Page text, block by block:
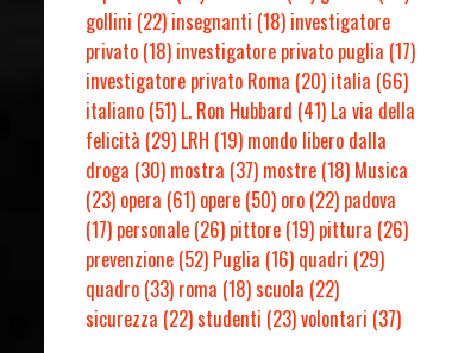
gollini (22) insegnanti (18) investigatore
privato (18) investigatore privato puglia (17)
investigatore privato Roma (20) italia (66)
italiano (51) L. Ron Hubbard (41) La via della
felicità (29) LRH (19) mondo libero dalla
droga (30) mostra (37) mostre (18) Musica
(23) opera (61) opere (50) oro (22) padova
(17) personale (26) pittore (19) pittura (26)
prevenzione (52) Puglia (16) quadri (29)
quadro (33) roma (18)scuola (22)
sicurezza (22)studenti (23)volontari (37)